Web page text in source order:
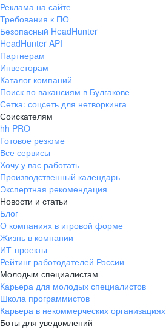
Реклама на сайте
Требования к ПО
Безопасный HeadHunter
HeadHunter API
Партнерам
Инвесторам
Каталог компаний
Поиск по вакансиям в Булгакове
Сетка: соцсеть для нетворкинга
Соискателям
hh PRO
Готовое резюме
Все сервисы
Хочу у вас работать
Производственный календарь
Экспертная рекомендация
Новости и статьи
Блог
О компаниях в игровой форме
Жизнь в компании
ИТ-проекты
Рейтинг работодателей России
Молодым специалистам
Карьера для молодых специалистов
Школа программистов
Карьера в некоммерческих организациях
Боты для уведомлений